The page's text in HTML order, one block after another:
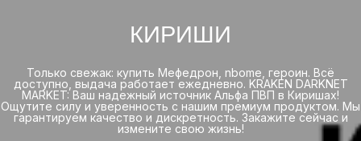
КИРИШИ
Только свежак: купить Мефедрон, nbome, героин. Всё
доступно, выдача работает ежедневно. KRAKEN DARKNET
MARKET: Ваш надежный источник Альфа ПВП в Киришах!
Ощутите силу и уверенность с нашим премиум продуктом. Мы
гарантируем качество и дискретность. Закажите сейчас и
измените свою жизнь!